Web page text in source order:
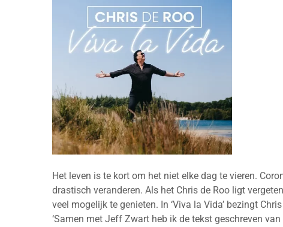
Het leven is te kort om het niet elke dag te vieren.
drastisch veranderen. Als het Chris de Roo ligt
veel mogelijk te genieten. In ‘Viva la Vida’ bezingt
‘Samen met Jeff Zwart heb ik de tekst geschreven van